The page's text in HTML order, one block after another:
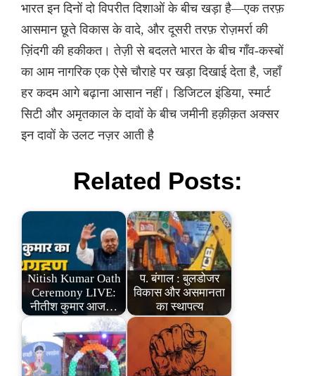
भारत इन दिनों दो विपरीत दिशाओं के बीच खड़ा है—एक तरफ़
आसमान छूते विकास के वादे, और दूसरी तरफ़ रोज़मर्रा की
ज़िंदगी की हकीकत। तेज़ी से बदलते भारत के बीच गाँव-कस्बों
का आम नागरिक एक ऐसे चौराहे पर खड़ा दिखाई देता है, जहाँ
हर कदम आगे बढ़ाना आसान नहीं। डिजिटल इंडिया, स्मार्ट
सिटी और अमृतकाल के दावों के बीच जमीनी हक़ीक़त अक्सर
इन दावों के उलट नज़र आती है
Related Posts:
Nitish Kumar Oath
Ceremony LIVE:
नीतीश कुमार आज…
प. बंगाल : बुलडोजर
विकास और असमानता
का स्थापत्य